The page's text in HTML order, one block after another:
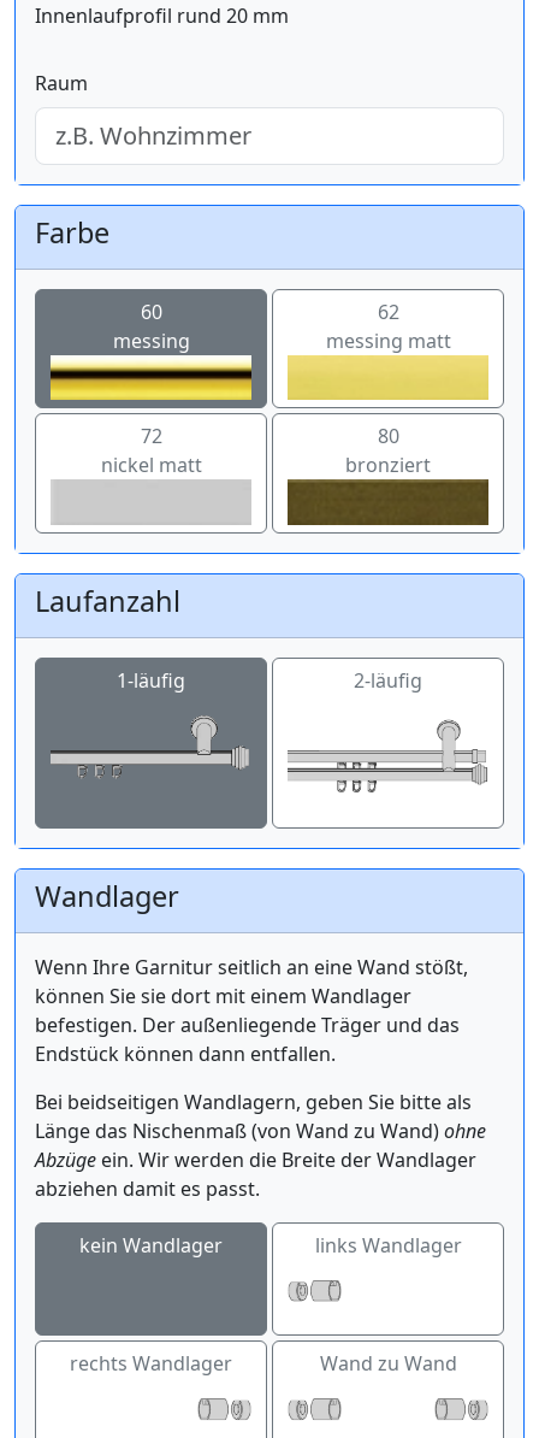
Innenlaufprofil rund 20 mm
Raum
Farbe
60
messing
62
messing matt
72
nickel matt
80
bronziert
Laufanzahl
1-läufig 2-läufig
Wandlager
Wenn Ihre Garnitur seitlich an eine Wand stößt,
können Sie sie dort mit einem Wandlager
befestigen. Der außenliegende Träger und das
Endstück können dann entfallen.
Bei beidseitigen Wandlagern, geben Sie bitte als
Länge das Nischenmaß (von Wand zu Wand)ohne
Abzüge ein. Wir werden die Breite der Wandlager
abziehen damit es passt.
kein Wandlager links Wandlager
rechts Wandlager Wand zu Wand